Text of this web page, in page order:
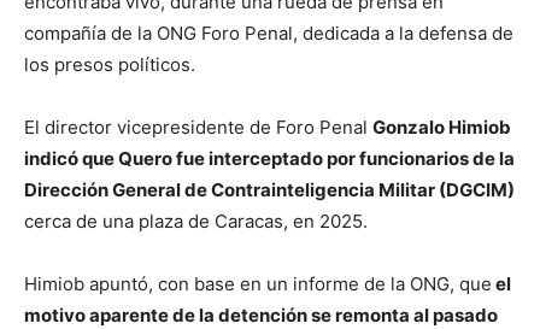
compañía de la ONG Foro Penal, dedicada a la defensa de
los presos políticos.
El director vicepresidente de Foro Penal Gonzalo Himiob
indicó que Quero fue interceptado por funcionarios de la
Dirección General de Contrainteligencia Militar (DGCIM)
cerca de una plaza de Caracas, en 2025.
Himiob apuntó, con base en un informe de la ONG, que el
motivo aparente de la detención se remonta al pasado